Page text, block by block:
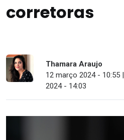
corretoras
Thamara Araujo
12 março 2024 - 10:55 |
2024 - 14:03